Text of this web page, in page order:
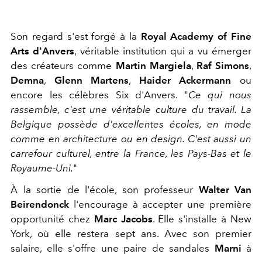
Son regard s'est forgé à la Royal Academy of Fine
Arts d'Anvers, véritable institution qui a vu émerger
des créateurs comme Martin Margiela, Raf Simons,
Demna, Glenn Martens, Haider Ackermann ou
encore les célèbres Six d'Anvers. "Ce qui nous
rassemble, c'est une véritable culture du travail. La
Belgique possède d'excellentes écoles, en mode
comme en architecture ou en design. C'est aussi un
carrefour culturel, entre la France, les Pays-Bas et le
Royaume-Uni."
À la sortie de l'école, son professeur Walter Van
Beirendonck l'encourage à accepter une première
opportunité chez Marc Jacobs. Elle s'installe à New
York, où elle restera sept ans. Avec son premier
salaire, elle s'offre une paire de sandales Marni à